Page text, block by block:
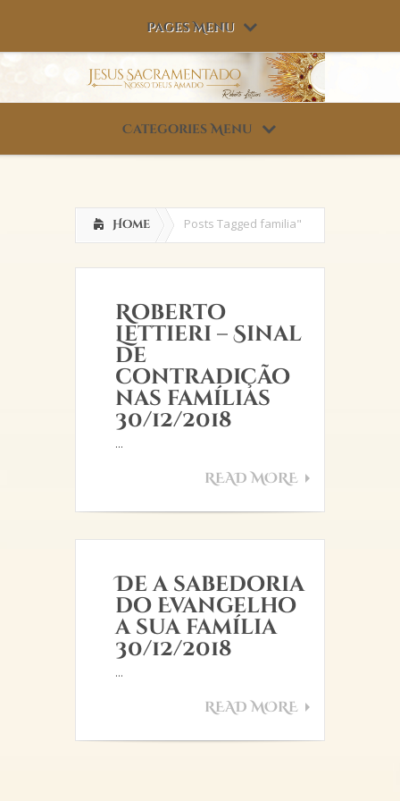
Pages Menu
Categories Menu
Home Posts Tagged familia"
Roberto
Lettieri – Sinal
de
contradição
nas famílias
30/12/2018
...
READ MORE
De a sabedoria
do Evangelho
a sua família
30/12/2018
...
READ MORE